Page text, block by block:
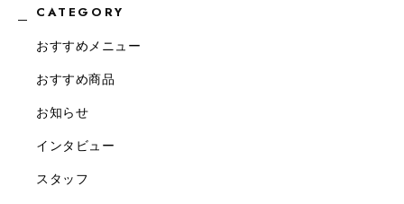
CATEGORY
おすすめメニュー
おすすめ商品
お知らせ
インタビュー
スタッフ